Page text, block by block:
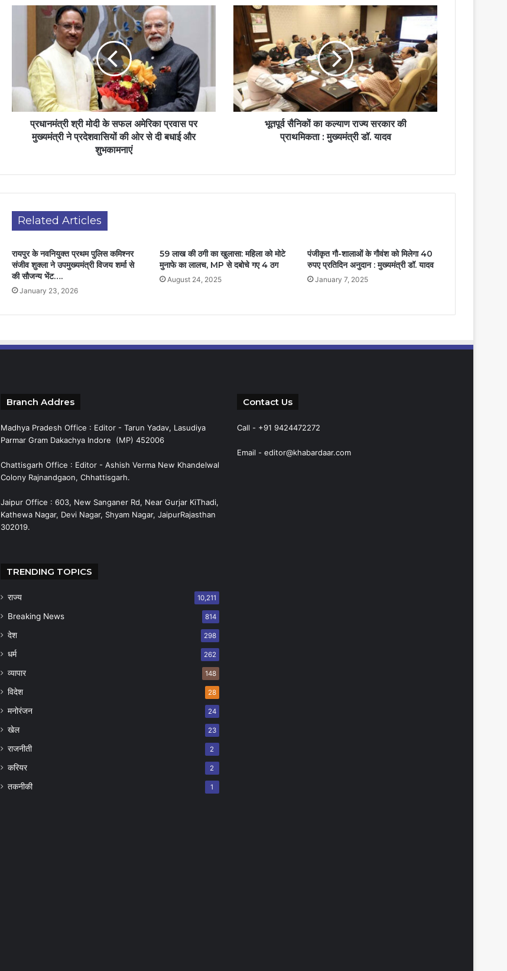
प्रधानमंत्री श्री मोदी के सफल अमेरिका प्रवास पर
मुख्यमंत्री ने प्रदेशवासियों की ओर से दी बधाई और
शुभकामनाएं
भूतपूर्व सैनिकों का कल्याण राज्य सरकार की
प्राथमिकता : मुख्यमंत्री डॉ. यादव
Related Articles
रायपुर के नवनियुक्त प्रथम पुलिस कमिश्नर
संजीव शुक्ला ने उपमुख्यमंत्री विजय शर्मा से
की सौजन्य भेंट….
January 23, 2026
59 लाख की ठगी का खुलासा: महिला को मोटे
मुनाफे का लालच, MP से दबोचे गए 4 ठग
August 24, 2025
पंजीकृत गौ-शालाओं के गौवंश को मिलेगा 40
रुपए प्रतिदिन अनुदान : मुख्यमंत्री डॉ. यादव
January 7, 2025
Branch Addres
Madhya Pradesh Office : Editor - Tarun Yadav, Lasudiya
Parmar Gram Dakachya Indore (MP) 452006
Chattisgarh Office : Editor - Ashish Verma New Khandelwal
Colony Rajnandgaon, Chhattisgarh.
Jaipur Office : 603, New Sanganer Rd, Near Gurjar KiThadi,
Kathewa Nagar, Devi Nagar, Shyam Nagar, JaipurRajasthan
302019.
TRENDING TOPICS
राज्य 10,211
Breaking News 814
देश 298
धर्म 262
व्यापार 148
विदेश 28
मनोरंजन 24
खेल 23
राजनीती 2
करियर 2
तकनीकी 1
Contact Us
Call - +91 9424472272
Email - editor@khabardaar.com